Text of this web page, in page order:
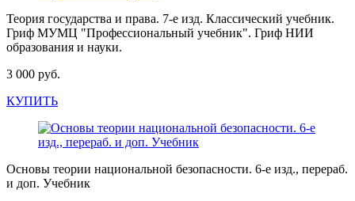
Теория государства и права. 7-е изд. Классический учебник.
Гриф МУМЦ "Профессиональный учебник". Гриф НИИ
образования и науки.
3 000 руб.
КУПИТЬ
Основы теории национальной безопасности. 6-е изд., перераб.
и доп. Учебник